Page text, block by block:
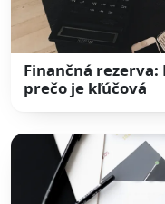
Finančná rezerva:
prečo je kľúčová